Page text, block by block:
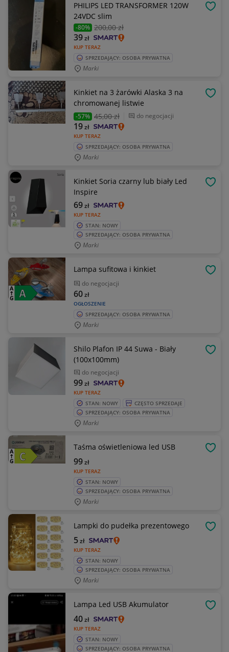
PHILIPS LED TRANSFORMER 120W
24VDC slim
-80% 200,00 zł
KUP TERAZ
39zł
SPRZEDAJĄCY: OSOBA PRYWATNA
Marki
Kinkiet na 3 żarówki Alaska 3 na
chromowanej listwie
-57% 45,00 zł do negocjacji
KUP TERAZ
19zł
SPRZEDAJĄCY: OSOBA PRYWATNA
Marki
Kinkiet Soria czarny lub biały Led
Inspire
KUP TERAZ
69zł
STAN: NOWY
SPRZEDAJĄCY: OSOBA PRYWATNA
Marki
Lampa sufitowa i kinkiet
do negocjacji
OGŁOSZENIE
60zł
SPRZEDAJĄCY: OSOBA PRYWATNA
Marki
Shilo Plafon IP 44 Suwa - Biały
(100x100mm)
do negocjacji
KUP TERAZ
99zł
STAN: NOWY
CZĘSTO SPRZEDAJE
SPRZEDAJĄCY: OSOBA PRYWATNA
Marki
Taśma oświetleniowa led USB
KUP TERAZ
99zł
STAN: NOWY
SPRZEDAJĄCY: OSOBA PRYWATNA
Marki
Lampki do pudełka prezentowego
KUP TERAZ
5zł
STAN: NOWY
SPRZEDAJĄCY: OSOBA PRYWATNA
Marki
Lampa Led USB Akumulator
KUP TERAZ
40zł
STAN: NOWY
SPRZEDAJĄCY: OSOBA PRYWATNA